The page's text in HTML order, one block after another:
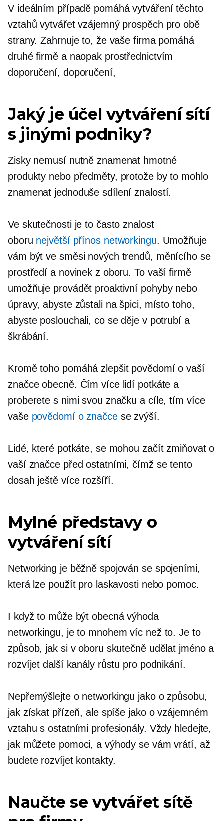
V ideálním případě pomáhá vytváření těchto
vztahů vytvářet vzájemný prospěch pro obě
strany. Zahrnuje to, že vaše firma pomáhá
druhé firmě a naopak prostřednictvím
doporučení, doporučení,
Jaký je účel vytváření sítí
s jinými podniky?
Zisky nemusí nutně znamenat hmotné
produkty nebo předměty, protože by to mohlo
znamenat jednoduše sdílení znalostí.
Ve skutečnosti je to často znalost
oboru největší přínos networkingu. Umožňuje
vám být ve směsi nových trendů, měnícího se
prostředí a novinek z oboru. To vaší firmě
umožňuje provádět proaktivní pohyby nebo
úpravy, abyste zůstali na špici, místo toho,
abyste poslouchali, co se děje v potrubí a
škrábání.
Kromě toho pomáhá zlepšit povědomí o vaší
značce obecně. Čím více lidí potkáte a
proberete s nimi svou značku a cíle, tím více
vaše povědomí o značcese zvýší.
Lidé, které potkáte, se mohou začít zmiňovat o
vaší značce před ostatními, čímž se tento
dosah ještě více rozšíří.
Mylné představy o
vytváření sítí
Networking je běžně spojován se spojeními,
která lze použít pro laskavosti nebo pomoc.
I když to může být obecná výhoda
networkingu, je to mnohem víc než to. Je to
způsob, jak si v oboru skutečně udělat jméno a
rozvíjet další kanály růstu pro podnikání.
Nepřemýšlejte o networkingu jako o způsobu,
jak získat přízeň, ale spíše jako o vzájemném
vztahu s ostatními profesionály. Vždy hledejte,
jak můžete pomoci, a výhody se vám vrátí, až
budete rozvíjet kontakty.
Naučte se vytvářet sítě